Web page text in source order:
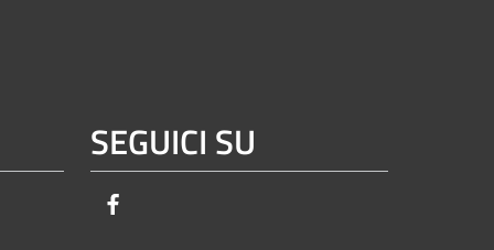
SEGUICI SU